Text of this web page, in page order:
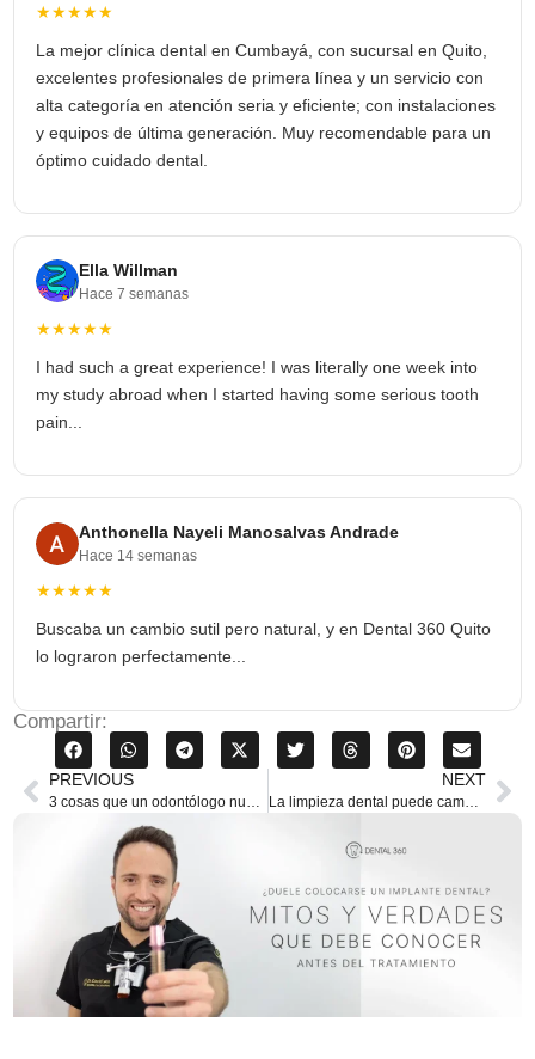
★★★★★
La mejor clínica dental en Cumbayá, con sucursal en Quito,
excelentes profesionales de primera línea y un servicio con
alta categoría en atención seria y eficiente; con instalaciones
y equipos de última generación. Muy recomendable para un
óptimo cuidado dental.
Ella Willman
Hace 7 semanas
★★★★★
I had such a great experience! I was literally one week into
my study abroad when I started having some serious tooth
pain...
Anthonella Nayeli Manosalvas Andrade
Hace 14 semanas
★★★★★
Buscaba un cambio sutil pero natural, y en Dental 360 Quito
lo lograron perfectamente...
Compartir:
PREVIOUS
3 cosas que un odontólogo nunca usaría y tú tampoco deberías
NEXT
La limpieza dental puede cambiar tu vida: lo que debes saber sobre la salud oral y su impacto en tu cuerpo